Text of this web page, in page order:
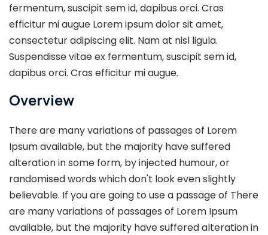
fermentum, suscipit sem id, dapibus orci. Cras
efficitur mi augue Lorem ipsum dolor sit amet,
consectetur adipiscing elit. Nam at nisl ligula.
Suspendisse vitae ex fermentum, suscipit sem id,
dapibus orci. Cras efficitur mi augue.
Overview
There are many variations of passages of Lorem
Ipsum available, but the majority have suffered
alteration in some form, by injected humour, or
randomised words which don't look even slightly
believable. If you are going to use a passage of There
are many variations of passages of Lorem Ipsum
available, but the majority have suffered alteration in